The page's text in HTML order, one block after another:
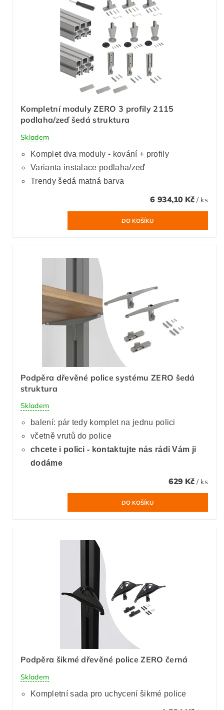
Kompletní moduly ZERO 3 profily 2115
podlaha/zeď šedá struktura
Skladem
Komplet dva moduly - kování + profily
Varianta instalace podlaha/zeď
Trendy šedá matná barva
6 934,10 Kč / ks
Podpěra dřevěné police systému ZERO šedá
struktura
Skladem
balení: pár tedy komplet na jednu polici
včetně vrutů do police
chcete i polici - kontaktujte nás rádi Vám ji
dodáme
629 Kč / ks
Podpěra šikmé dřevěné police ZERO černá
Skladem
Kompletní sada pro uchycení šikmé police